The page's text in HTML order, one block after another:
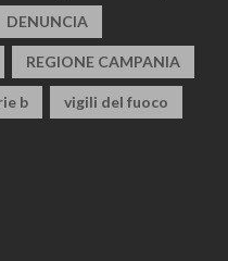
DENUNCIA
REGIONE CAMPANIA
b vigili del fuoco